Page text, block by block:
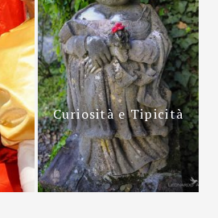
Curiosità e Tipicità